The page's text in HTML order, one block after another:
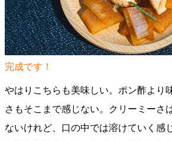
完成です！
やはりこちらも美味しい。ポン酢より
さもそこまで感じない。クリーミーさ
ないけれど、口の中では溶けていく感